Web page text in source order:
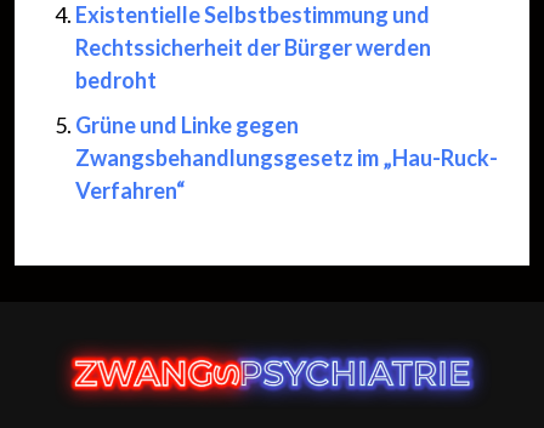
Existentielle Selbstbestimmung und
Rechtssicherheit der Bürger werden
bedroht
Grüne und Linke gegen
Zwangsbehandlungsgesetz im „Hau-Ruck-
Verfahren“